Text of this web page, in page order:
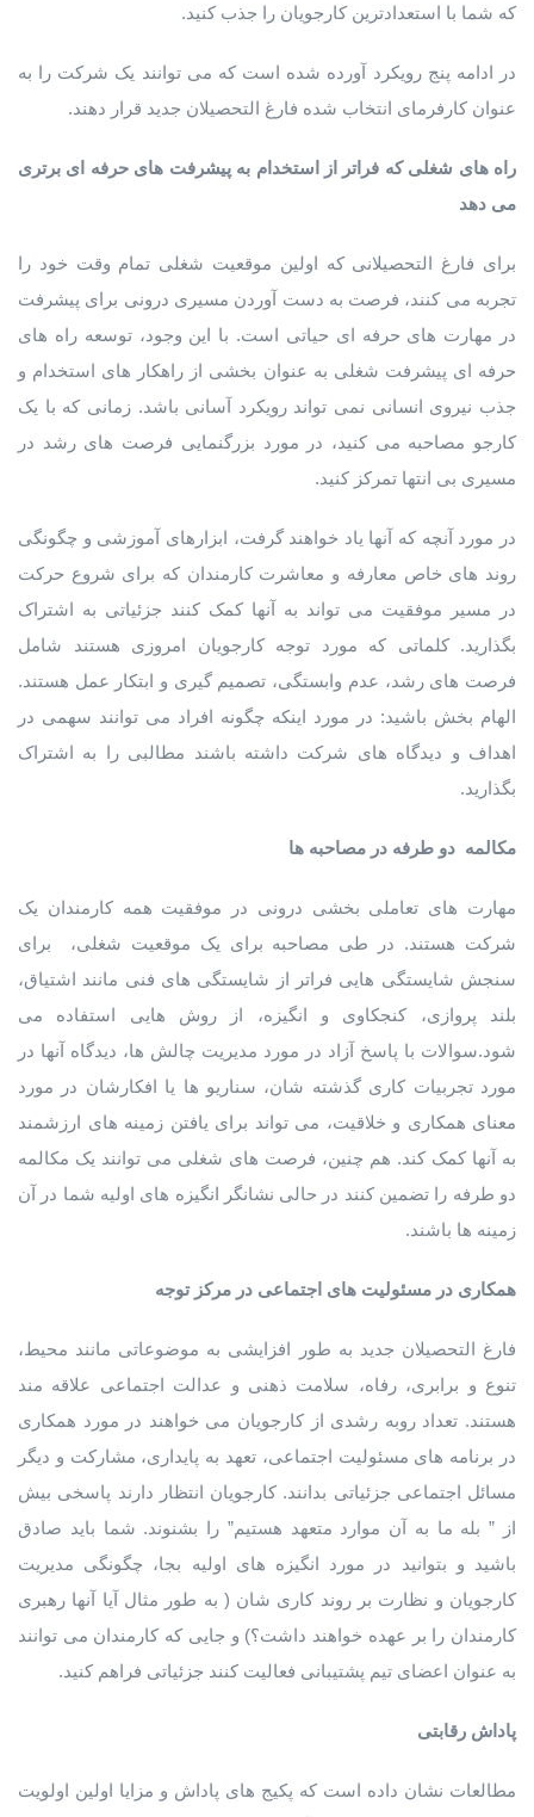
که شما با استعدادترین کارجویان را جذب کنید.
در ادامه پنج رویکرد آورده شده است که می توانند یک شرکت را به
عنوان کارفرمای انتخاب شده فارغ التحصیلان جدید قرار دهند.
راه های شغلی که فراتر از استخدام به پیشرفت های حرفه ای برتری
می دهد
برای فارغ التحصیلانی که اولین موقعیت شغلی تمام وقت خود را
تجربه می کنند، فرصت به دست آوردن مسیری درونی برای پیشرفت
در مهارت های حرفه ای حیاتی است. با این وجود، توسعه راه های
حرفه ای پیشرفت شغلی به عنوان بخشی از راهکار های استخدام و
جذب نیروی انسانی نمی تواند رویکرد آسانی باشد. زمانی که با یک
کارجو مصاحبه می کنید، در مورد بزرگنمایی فرصت های رشد در
مسیری بی انتها تمرکز کنید.
در مورد آنچه که آنها یاد خواهند گرفت، ابزارهای آموزشی و چگونگی
روند های خاص معارفه و معاشرت کارمندان که برای شروع حرکت
در مسیر موفقیت می تواند به آنها کمک کنند جزئیاتی به اشتراک
بگذارید. کلماتی که مورد توجه کارجویان امروزی هستند شامل
فرصت های رشد، عدم وابستگی، تصمیم گیری و ابتکار عمل هستند.
الهام بخش باشید: در مورد اینکه چگونه افراد می توانند سهمی در
اهداف و دیدگاه های شرکت داشته باشند مطالبی را به اشتراک
بگذارید.
مکالمه دو طرفه در مصاحبه ها
مهارت های تعاملی بخشی درونی در موفقیت همه کارمندان یک
شرکت هستند. در طی مصاحبه برای یک موقعیت شغلی، برای
سنجش شایستگی هایی فراتر از شایستگی های فنی مانند اشتیاق،
بلند پروازی، کنجکاوی و انگیزه، از روش هایی استفاده می
شود.سوالات با پاسخ آزاد در مورد مدیریت چالش ها، دیدگاه آنها در
مورد تجربیات کاری گذشته شان، سناریو ها یا افکارشان در مورد
معنای همکاری و خلاقیت، می تواند برای یافتن زمینه های ارزشمند
به آنها کمک کند. هم چنین، فرصت های شغلی می توانند یک مکالمه
دو طرفه را تضمین کنند در حالی نشانگر انگیزه های اولیه شما در آن
زمینه ها باشند.
همکاری در مسئولیت های اجتماعی در مرکز توجه
فارغ التحصیلان جدید به طور افزایشی به موضوعاتی مانند محیط،
تنوع و برابری، رفاه، سلامت ذهنی و عدالت اجتماعی علاقه مند
هستند. تعداد روبه رشدی از کارجویان می خواهند در مورد همکاری
در برنامه های مسئولیت اجتماعی، تعهد به پایداری، مشارکت و دیگر
مسائل اجتماعی جزئیاتی بدانند. کارجویان انتظار دارند پاسخی بیش
از ” بله ما به آن موارد متعهد هستیم” را بشنوند. شما باید صادق
باشید و بتوانید در مورد انگیزه های اولیه بجا، چگونگی مدیریت
کارجویان و نظارت بر روند کاری شان ( به طور مثال آیا آنها رهبری
کارمندان را بر عهده خواهند داشت؟) و جایی که کارمندان می توانند
به عنوان اعضای تیم پشتیبانی فعالیت کنند جزئیاتی فراهم کنید.
پاداش رقابتی
مطالعات نشان داده است که پکیج های پاداش و مزایا اولین اولویت